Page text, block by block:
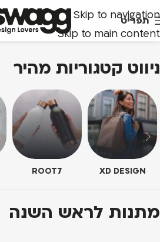
Skip to navigation
Skip to main content
תפריט
ניווט קטגוריות מהיר
XD DESIGN
ROOT7
מתנות לראש השנה